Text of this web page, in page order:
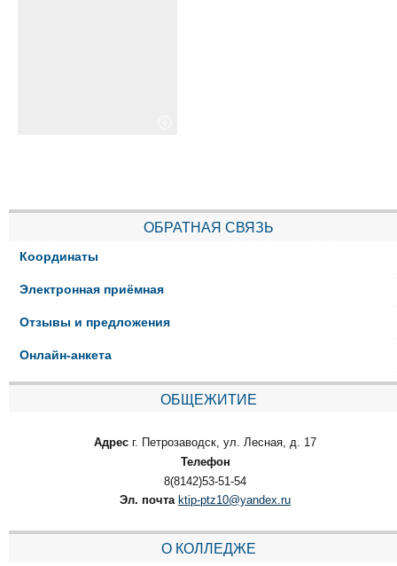
ОБРАТНАЯ СВЯЗЬ
Координаты
Электронная приёмная
Отзывы и предложения
Онлайн-анкета
ОБЩЕЖИТИЕ
Адрес г. Петрозаводск, ул. Лесная, д. 17
Телефон
8(8142)53-51-54
Эл. почта ktip-ptz10@yandex.ru
О КОЛЛЕДЖЕ